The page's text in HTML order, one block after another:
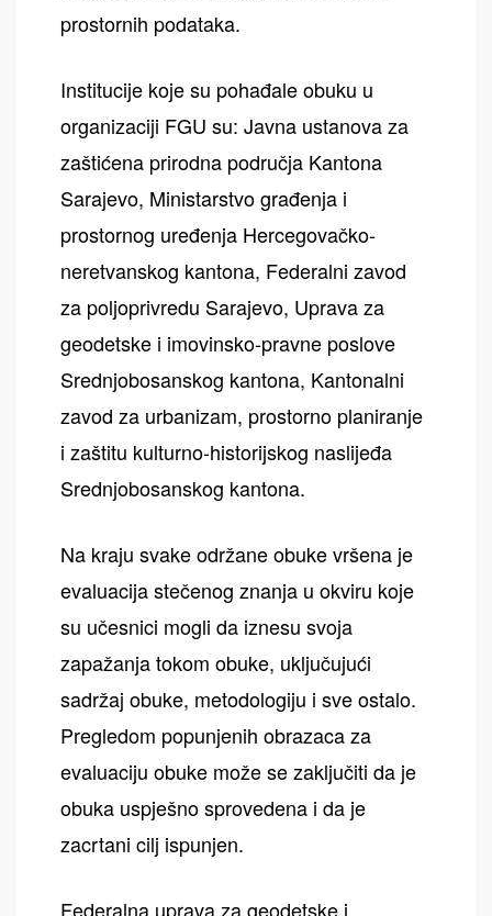
prostornih podataka.
Institucije koje su pohađale obuku u
organizaciji FGU su: Javna ustanova za
zaštićena prirodna područja Kantona
Sarajevo, Ministarstvo građenja i
prostornog uređenja Hercegovačko-
neretvanskog kantona, Federalni zavod
za poljoprivredu Sarajevo, Uprava za
geodetske i imovinsko-pravne poslove
Srednjobosanskog kantona, Kantonalni
zavod za urbanizam, prostorno planiranje
i zaštitu kulturno-historijskog naslijeđa
Srednjobosanskog kantona.
Na kraju svake održane obuke vršena je
evaluacija stečenog znanja u okviru koje
su učesnici mogli da iznesu svoja
zapažanja tokom obuke, uključujući
sadržaj obuke, metodologiju i sve ostalo.
Pregledom popunjenih obrazaca za
evaluaciju obuke može se zaključiti da je
obuka uspješno sprovedena i da je
zacrtani cilj ispunjen.
Federalna uprava za geodetske i